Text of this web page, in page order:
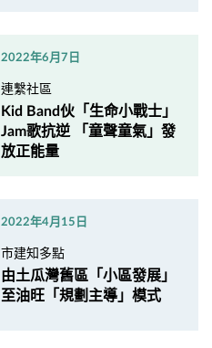
2022年6月7日
連繫社區
Kid Band伙「生命小戰士」
Jam歌抗逆 「童聲童氣」發
放正能量
2022年4月15日
市建知多點
由土瓜灣舊區「小區發展」
至油旺「規劃主導」模式